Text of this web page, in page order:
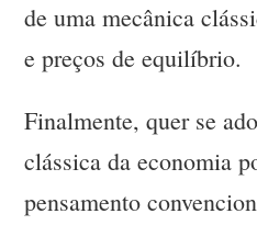
de uma mecânica
e preços de equilíbrio.
Finalmente, quer se
clássica da economia
pensamento